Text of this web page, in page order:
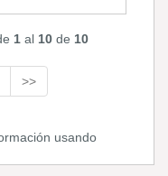
1al 10 de 10
>>
usando